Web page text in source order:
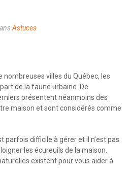
Astuces
nombreuses villes du Québec, les
de la faune urbaine. De
présentent néanmoins des
maison et sont considérés comme
parfois difficile à gérer et il n’est pas
les écureuils de la maison.
existent pour vous aider à